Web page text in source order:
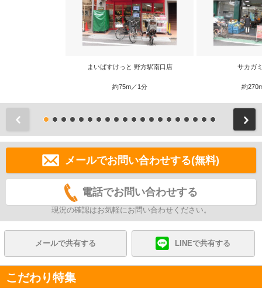
まいばすけっと 野方駅南口店
約75m／1分
サカガ
約
メールでお問い合わせする(無料)
電話でお問い合わせする
現況の確認はお気軽にお問い合わせください。
メールで共有する LINEで共有する
こだわり特集